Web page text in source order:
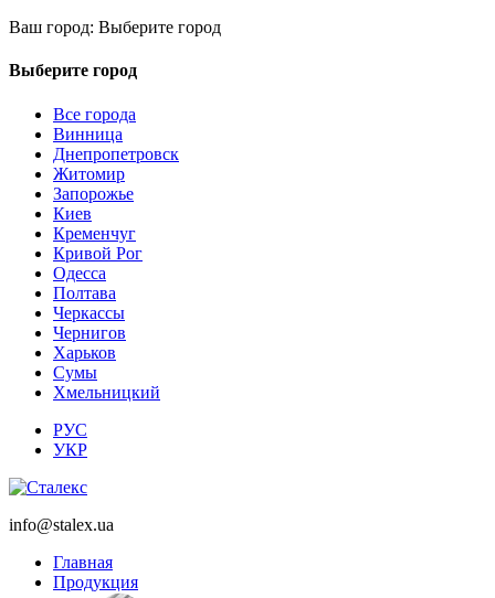
Ваш город: Выберите город
Выберите город
Все города
Винница
Днепропетровск
Житомир
Запорожье
Киев
Кременчуг
Кривой Рог
Одесса
Полтава
Черкассы
Чернигов
Харьков
Сумы
Хмельницкий
РУС
УКР
info@stalex.ua
Главная
Продукция